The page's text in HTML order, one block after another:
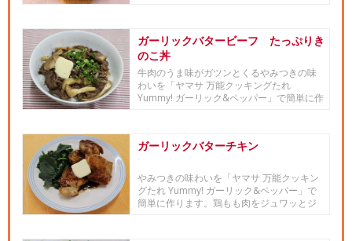
ガーリックバタービーフ たっぷりき
のこ丼
牛肉のうま味がガツンとくるやみつきの味
わいを「ヤマサ 万能クッキングたれ
Yummy! ガーリック&ペッパー」で簡単に作
ガーリックバターチキン
やみつきの味わいを「ヤマサ 万能クッキン
グたれ Yummy! ガーリック&ペッパー」で
簡単に作ります。鶏もも肉をジュワッとジ